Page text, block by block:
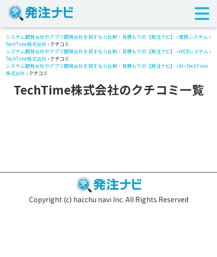
システム開発会社やアプリ開発会社を探すなら比較・見積もりの【発注ナビ】 › 業務システム ›
TechTime株式会社 › クチコミ
システム開発会社やアプリ開発会社を探すなら比較・見積もりの【発注ナビ】
›WEBシステム ›
TechTime株式会社 › クチコミ
システム開発会社やアプリ開発会社を探すなら比較・見積もりの【発注ナビ】
›AI ›TechTime
株式会社 › クチコミ
TechTime株式会社のクチコミ一覧
Copyright (c) hacchu navi Inc. All Rights Reserved